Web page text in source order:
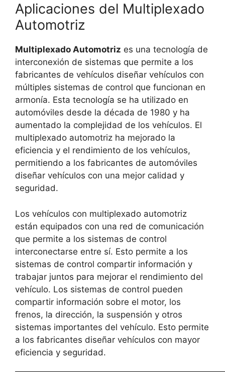
Aplicaciones del Multiplexado
Automotriz
Multiplexado Automotriz es una tecnología de
interconexión de sistemas que permite a los
fabricantes de vehículos diseñar vehículos con
múltiples sistemas de control que funcionan en
armonía. Esta tecnología se ha utilizado en
automóviles desde la década de 1980 y ha
aumentado la complejidad de los vehículos. El
multiplexado automotriz ha mejorado la
eficiencia y el rendimiento de los vehículos,
permitiendo a los fabricantes de automóviles
diseñar vehículos con una mejor calidad y
seguridad.
Los vehículos con multiplexado automotriz
están equipados con una red de comunicación
que permite a los sistemas de control
interconectarse entre sí. Esto permite a los
sistemas de control compartir información y
trabajar juntos para mejorar el rendimiento del
vehículo. Los sistemas de control pueden
compartir información sobre el motor, los
frenos, la dirección, la suspensión y otros
sistemas importantes del vehículo. Esto permite
a los fabricantes diseñar vehículos con mayor
eficiencia y seguridad.